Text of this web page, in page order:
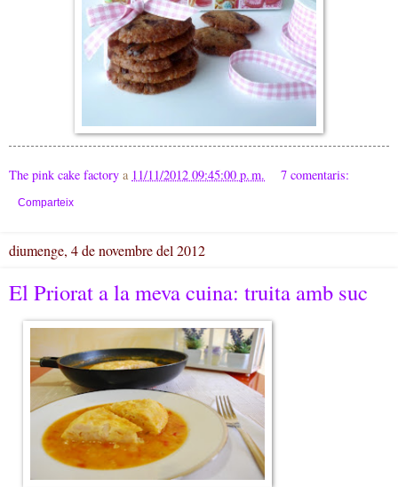
The pink cake factory a 11/11/2012 09:45:00 p. m. 7 comentaris:
Comparteix
diumenge, 4 de novembre del 2012
El Priorat a la meva cuina: truita amb suc